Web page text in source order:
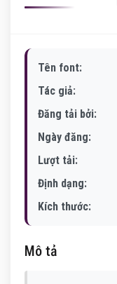
Tên font:
Tác giả:
Đăng tải bởi:
Ngày đăng:
Lượt tải:
Định dạng:
Kích thước:
Mô tả